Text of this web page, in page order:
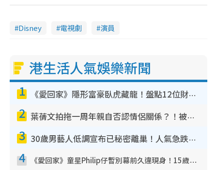
Disney 電視劇 演員
港生活人氣娛樂新聞
1 《愛回家》隱形富豪臥虎藏龍！盤點12位財氣逼人的有錢藝人：呢位靚女3億身家唔憂做
2 葉蒨文拍拖一周年親自否認情侶關係？！被質疑感情造假竟稱GM「普通同事」
3 30歲男藝人低調宣布已秘密離巢！人氣急跌變失蹤人口︰「這幾年過得並不容易」
4 《愛回家》童星Philip仔暫別幕前久違現身！15歲近況暴風長高蛻變帥氣少男